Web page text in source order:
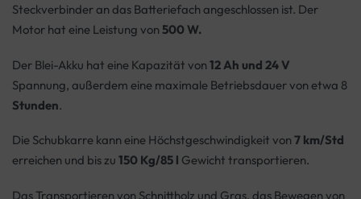
Steckverbinder an das Batteriefach angeschlossen ist. Der
Motor hat eine Leistung von 500 W.
Der Blei-Akku hat eine Kapazität von 12 Ah und 24 V
Spannung, außerdem eine maximale Betriebsdauer von etwa 8
Stunden.
Die Schubkarre kann eine Höchstgeschwindigkeit von 7 km/Std
erreichen und bis zu 150 Kg/85 l Gewicht transportieren.
Das Transportieren von Schnittholz und Gras, das Bewegen von